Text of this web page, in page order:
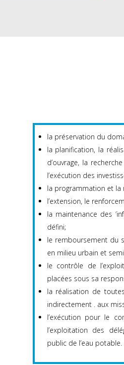
la préservation du
la planification, la
d’ouvrage, la
l’exécution des
la programmation et la
l’extension, le
la maintenance des
défini;
le remboursement du
en milieu urbain et
le contrôle de
placées sous sa
la réalisation de
indirectement . aux
l’exécution pour le
l’exploitation des
public de l’eau potable.